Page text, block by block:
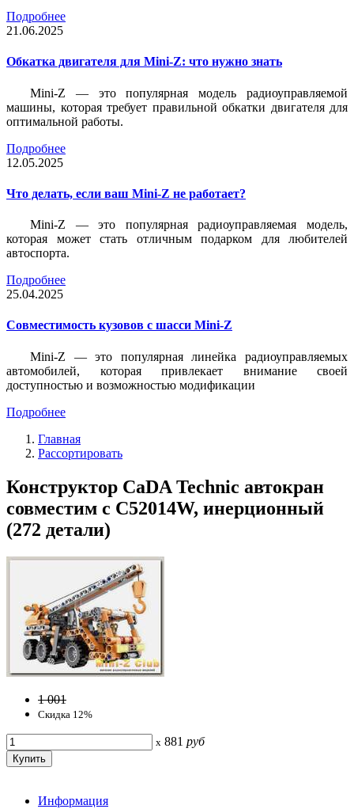
Подробнее
21.06.2025
Обкатка двигателя для Mini-Z: что нужно знать
Mini-Z — это популярная модель радиоуправляемой
машины, которая требует правильной обкатки двигателя для
оптимальной работы.
Подробнее
12.05.2025
Что делать, если ваш Mini-Z не работает?
Mini-Z — это популярная радиоуправляемая модель,
которая может стать отличным подарком для любителей
автоспорта.
Подробнее
25.04.2025
Совместимость кузовов с шасси Mini-Z
Mini-Z — это популярная линейка радиоуправляемых
автомобилей, которая привлекает внимание своей
доступностью и возможностью модификации
Подробнее
Главная
Рассортировать
Конструктор CaDA Technic автокран
совместим с C52014W, инерционный
(272 детали)
1 001
Скидка 12%
x 881 руб
Информация